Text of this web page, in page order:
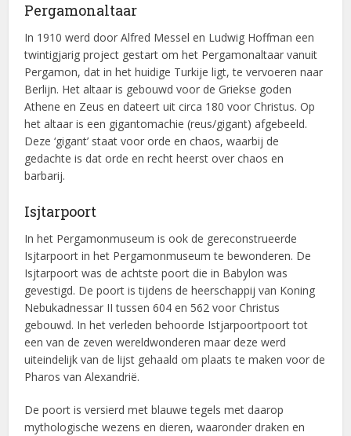
Pergamonaltaar
In 1910 werd door Alfred Messel en Ludwig Hoffman een
twintigjarig project gestart om het Pergamonaltaar vanuit
Pergamon, dat in het huidige Turkije ligt, te vervoeren naar
Berlijn. Het altaar is gebouwd voor de Griekse goden
Athene en Zeus en dateert uit circa 180 voor Christus. Op
het altaar is een gigantomachie (reus/gigant) afgebeeld.
Deze ‘gigant’ staat voor orde en chaos, waarbij de
gedachte is dat orde en recht heerst over chaos en
barbarij.
Isjtarpoort
In het Pergamonmuseum is ook de gereconstrueerde
Isjtarpoort in het Pergamonmuseum te bewonderen. De
Isjtarpoort was de achtste poort die in Babylon was
gevestigd. De poort is tijdens de heerschappij van Koning
Nebukadnessar II tussen 604 en 562 voor Christus
gebouwd. In het verleden behoorde Istjarpoortpoort tot
een van de zeven wereldwonderen maar deze werd
uiteindelijk van de lijst gehaald om plaats te maken voor de
Pharos van Alexandrië.
De poort is versierd met blauwe tegels met daarop
mythologische wezens en dieren, waaronder draken en